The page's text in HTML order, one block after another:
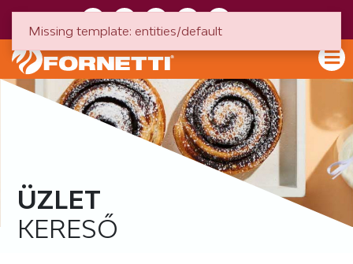
ÜZLET
KERESŐ
Missing template: entities/default